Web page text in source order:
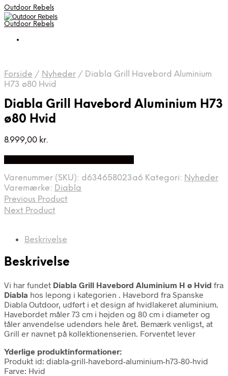
Outdoor Rebels
Outdoor Rebels
Forside / Nyheder / Diabla Grill Havebord Aluminium
H73 ø80 Hvid
Diabla Grill Havebord Aluminium H73
ø80 Hvid
8.999,00 kr.
Varenummer (SKU): d634658023a6 Kategori: Nyheder
Varemærke: Diabla
Previous Product
Next Product
Beskrivelse
Beskrivelse
Vi har fundet Diabla Grill Havebord Aluminium H ø Hvid fra
Diabla hos lepong i kategorien . Havebord fra Spanske
Diabla Outdoor, udført i et design af hvidlakeret aluminium.
Havebordet måler 73 cm i højden og 80 cm i diameter og
tåler anvendelse udendørs hele året. Bemærk venligst, at
Grill er navnet på kollektionenserien. Forventet lever
Yderlige produktinformationer:
Produkt id: diabla-grill-havebord-aluminium-h73-80-hvid
Farve: Hvid